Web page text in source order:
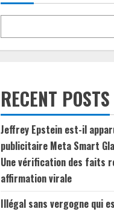
RECENT POSTS
Jeffrey Epstein est-il
publicitaire Meta Smart
Une vérification des faits
affirmation virale
Illégal sans vergogne qui